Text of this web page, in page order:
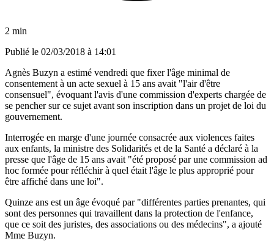
2 min
Publié le 02/03/2018 à 14:01
Agnès Buzyn a estimé vendredi que fixer l'âge minimal de
consentement à un acte sexuel à 15 ans avait "l'air d'être
consensuel", évoquant l'avis d'une commission d'experts chargée de
se pencher sur ce sujet avant son inscription dans un projet de loi du
gouvernement.
Interrogée en marge d'une journée consacrée aux violences faites
aux enfants, la ministre des Solidarités et de la Santé a déclaré à la
presse que l'âge de 15 ans avait "été proposé par une commission ad
hoc formée pour réfléchir à quel était l'âge le plus approprié pour
être affiché dans une loi".
Quinze ans est un âge évoqué par "différentes parties prenantes, qui
sont des personnes qui travaillent dans la protection de l'enfance,
que ce soit des juristes, des associations ou des médecins", a ajouté
Mme Buzyn.